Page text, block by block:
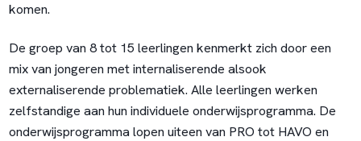
komen.
De groep van 8 tot 15 leerlingen kenmerkt zich door een
mix van jongeren met internaliserende alsook
externaliserende problematiek. Alle leerlingen werken
zelfstandige aan hun individuele onderwijsprogramma. De
onderwijsprogramma lopen uiteen van PRO tot HAVO en